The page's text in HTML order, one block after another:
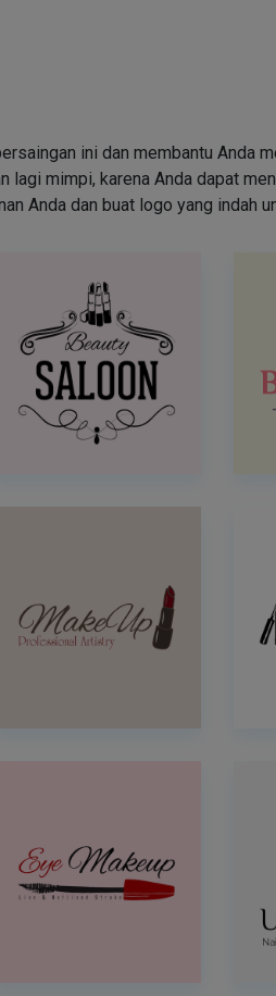
ini dan membantu Anda
lagi mimpi, karena Anda dapat
Anda dan buat logo yang indah